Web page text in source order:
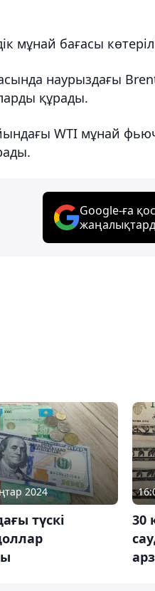
мұнай бағасы
наурыздағы
құрады.
WTI мұнай
Google-ға
2024
түскі
30